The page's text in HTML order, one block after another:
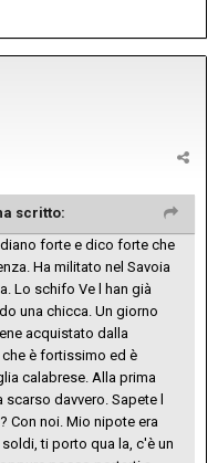
scritto:
forte e dico forte che
Ha militato nel Savoia
Lo schifo Ve l han già
una chicca. Un giorno
acquistato dalla
è fortissimo ed è
calabrese. Alla prima
davvero. Sapete l
Con noi. Mio nipote era
ti porto qua la, c'è un